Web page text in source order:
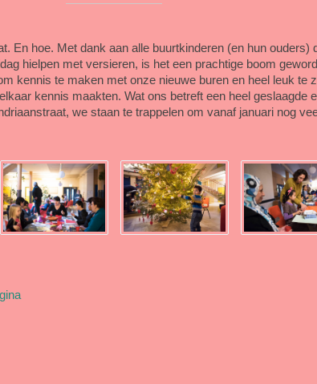
En hoe. Met dank aan alle buurtkinderen (en hun ouders)
hielpen met versieren, is het een prachtige boom
kennis te maken met onze nieuwe buren en heel leuk te
kennis maakten. Wat ons betreft een heel geslaagde
we staan te trappelen om vanaf januari nog